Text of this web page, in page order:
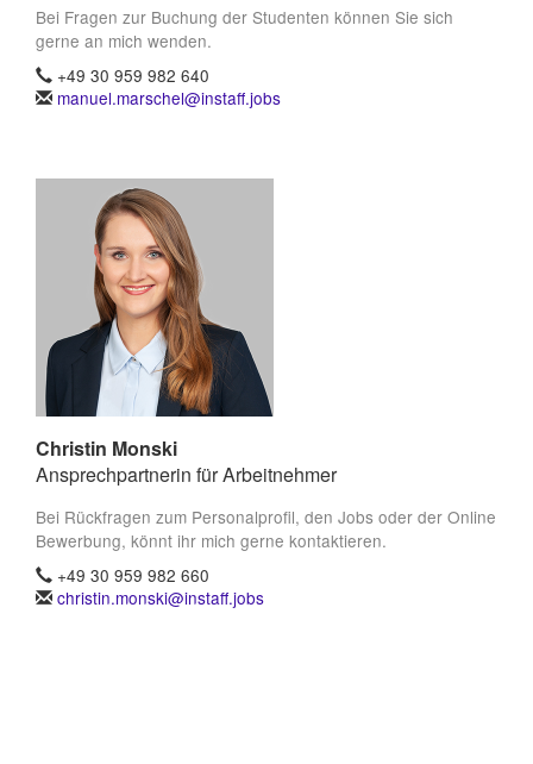
Bei Fragen zur Buchung der Studenten können Sie sich
gerne an mich wenden.
+49 30 959 982 640
manuel.marschel@instaff.jobs
Christin Monski
Ansprechpartnerin für Arbeitnehmer
Bei Rückfragen zum Personalprofil, den Jobs oder der Online
Bewerbung, könnt ihr mich gerne kontaktieren.
+49 30 959 982 660
christin.monski@instaff.jobs